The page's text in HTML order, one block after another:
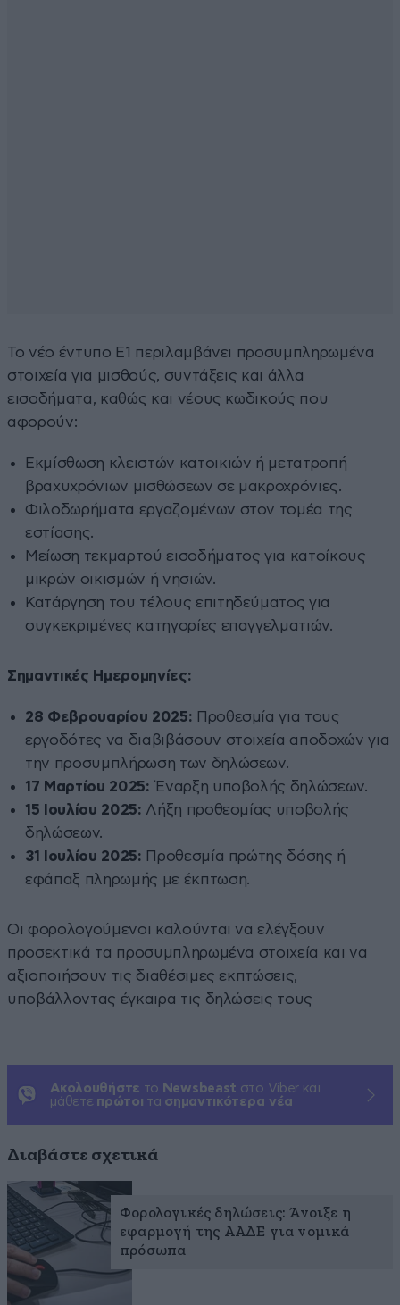
Το νέο έντυπο Ε1 περιλαμβάνει προσυμπληρωμένα
στοιχεία για μισθούς, συντάξεις και άλλα
εισοδήματα, καθώς και νέους κωδικούς που
αφορούν:​
Εκμίσθωση κλειστών κατοικιών ή μετατροπή
βραχυχρόνιων μισθώσεων σε μακροχρόνιες.​
Φιλοδωρήματα εργαζομένων στον τομέα της
εστίασης.​
Μείωση τεκμαρτού εισοδήματος για κατοίκους
μικρών οικισμών ή νησιών.​
Κατάργηση του τέλους επιτηδεύματος για
συγκεκριμένες κατηγορίες επαγγελματιών.
Σημαντικές Ημερομηνίες:
28 Φεβρουαρίου 2025: Προθεσμία για τους
εργοδότες να διαβιβάσουν στοιχεία αποδοχών για
την προσυμπλήρωση των δηλώσεων.​
17 Μαρτίου 2025: Έναρξη υποβολής δηλώσεων.​
15 Ιουλίου 2025: Λήξη προθεσμίας υποβολής
δηλώσεων.​
31 Ιουλίου 2025: Προθεσμία πρώτης δόσης ή
εφάπαξ πληρωμής με έκπτωση.​
Οι φορολογούμενοι καλούνται να ελέγξουν
προσεκτικά τα προσυμπληρωμένα στοιχεία και να
αξιοποιήσουν τις διαθέσιμες εκπτώσεις,
υποβάλλοντας έγκαιρα τις δηλώσεις τους
Ακολουθήστε το Newsbeast στο Viber και
μάθετε πρώτοι τα σημαντικότερα νέα
Διαβάστε σχετικά
Φορολογικές δηλώσεις: Άνοιξε η
εφαρμογή της ΑΑΔΕ για νομικά
πρόσωπα